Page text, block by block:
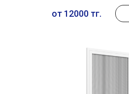
от 12000 тг.